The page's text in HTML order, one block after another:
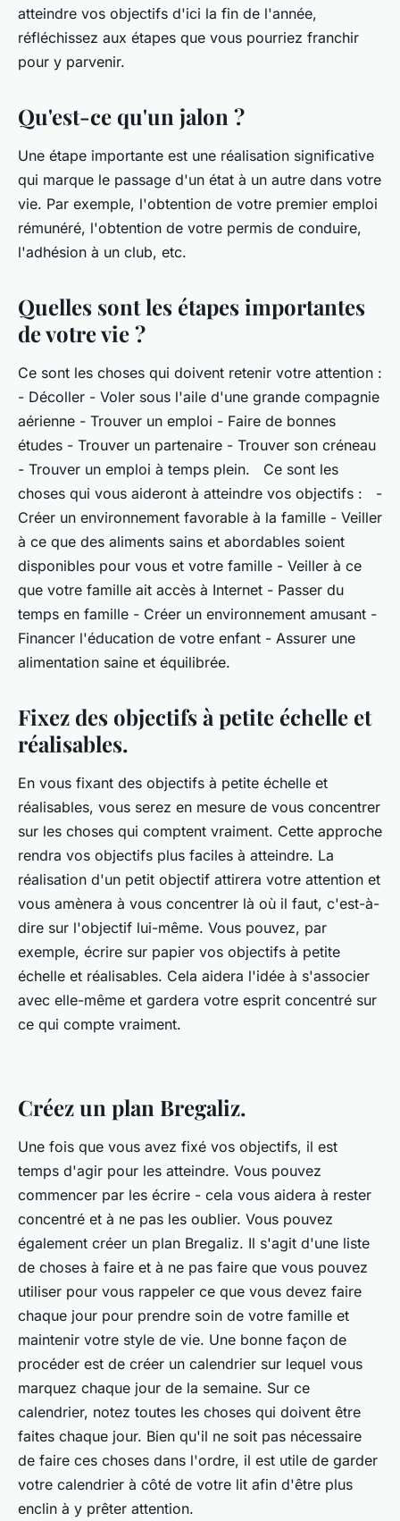
atteindre vos objectifs d'ici la fin de l'année,
réfléchissez aux étapes que vous pourriez franchir
pour y parvenir.
Qu'est-ce qu'un jalon ?
Une étape importante est une réalisation significative
qui marque le passage d'un état à un autre dans votre
vie. Par exemple, l'obtention de votre premier emploi
rémunéré, l'obtention de votre permis de conduire,
l'adhésion à un club, etc.
Quelles sont les étapes importantes
de votre vie ?
Ce sont les choses qui doivent retenir votre attention :
- Décoller - Voler sous l'aile d'une grande compagnie
aérienne - Trouver un emploi - Faire de bonnes
études - Trouver un partenaire - Trouver son créneau
- Trouver un emploi à temps plein. Ce sont les
choses qui vous aideront à atteindre vos objectifs : -
Créer un environnement favorable à la famille - Veiller
à ce que des aliments sains et abordables soient
disponibles pour vous et votre famille - Veiller à ce
que votre famille ait accès à Internet - Passer du
temps en famille - Créer un environnement amusant -
Financer l'éducation de votre enfant - Assurer une
alimentation saine et équilibrée.
Fixez des objectifs à petite échelle et
réalisables.
En vous fixant des objectifs à petite échelle et
réalisables, vous serez en mesure de vous concentrer
sur les choses qui comptent vraiment. Cette approche
rendra vos objectifs plus faciles à atteindre. La
réalisation d'un petit objectif attirera votre attention et
vous amènera à vous concentrer là où il faut, c'est-à-
dire sur l'objectif lui-même. Vous pouvez, par
exemple, écrire sur papier vos objectifs à petite
échelle et réalisables. Cela aidera l'idée à s'associer
avec elle-même et gardera votre esprit concentré sur
ce qui compte vraiment.
Créez un plan Bregaliz.
Une fois que vous avez fixé vos objectifs, il est
temps d'agir pour les atteindre. Vous pouvez
commencer par les écrire - cela vous aidera à rester
concentré et à ne pas les oublier. Vous pouvez
également créer un plan Bregaliz. Il s'agit d'une liste
de choses à faire et à ne pas faire que vous pouvez
utiliser pour vous rappeler ce que vous devez faire
chaque jour pour prendre soin de votre famille et
maintenir votre style de vie. Une bonne façon de
procéder est de créer un calendrier sur lequel vous
marquez chaque jour de la semaine. Sur ce
calendrier, notez toutes les choses qui doivent être
faites chaque jour. Bien qu'il ne soit pas nécessaire
de faire ces choses dans l'ordre, il est utile de garder
votre calendrier à côté de votre lit afin d'être plus
enclin à y prêter attention.